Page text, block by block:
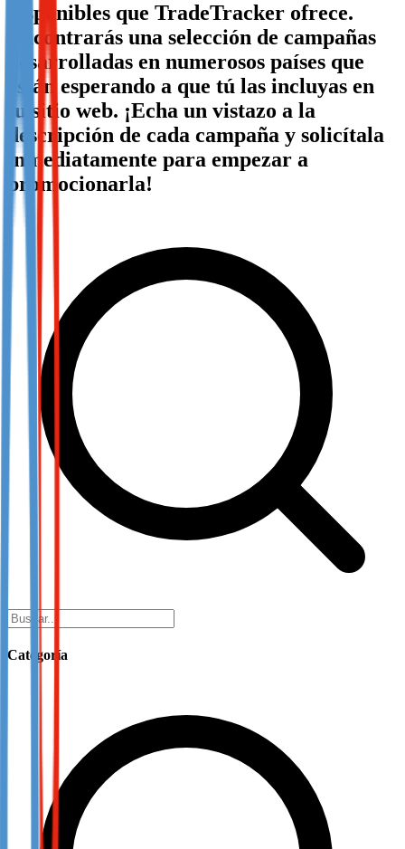
Not already our Publisher?
Sign up here
disponibles que TradeTracker ofrece.
Encontrarás una selección de campañas
desarrolladas en numerosos países que
están esperando a que tú las incluyas en
tu sitio web. ¡Echa un vistazo a la
descripción de cada campaña y solicítala
inmediatamente para empezar a
promocionarla!
Categoría